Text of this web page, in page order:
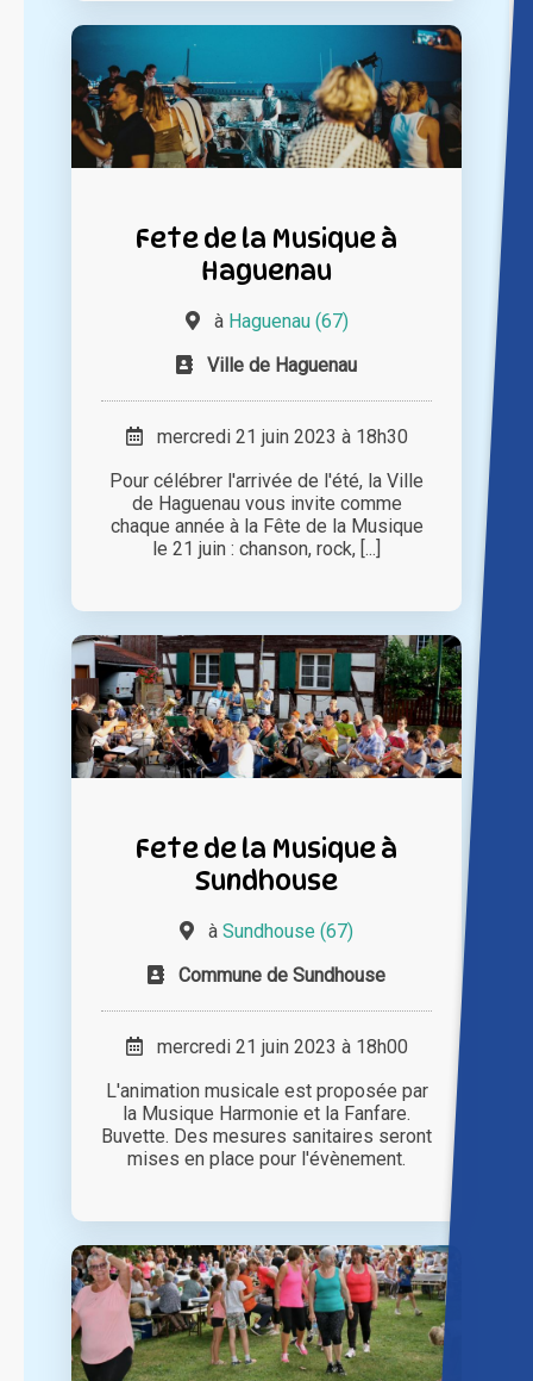
Fete de la Musique à
Haguenau
à Haguenau (67)
Ville de Haguenau
mercredi 21 juin 2023 à 18h30
Pour célébrer l'arrivée de l'été, la Ville
de Haguenau vous invite comme
chaque année à la Fête de la Musique
le 21 juin : chanson, rock, [...]
Fete de la Musique à
Sundhouse
à Sundhouse (67)
Commune de Sundhouse
mercredi 21 juin 2023 à 18h00
L'animation musicale est proposée par
la Musique Harmonie et la Fanfare.
Buvette. Des mesures sanitaires seront
mises en place pour l'évènement.